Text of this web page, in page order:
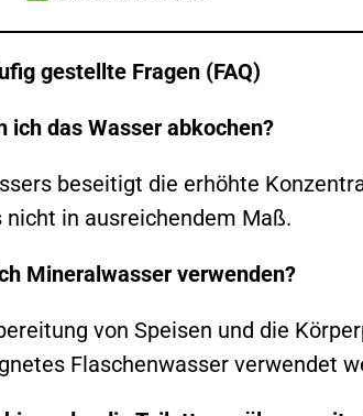
gestellte Fragen (FAQ)
ich das Wasser abkochen?
beseitigt die erhöhte
nicht in ausreichendem Maß.
Mineralwasser verwenden?
von Speisen und die
Flaschenwasser verwendet